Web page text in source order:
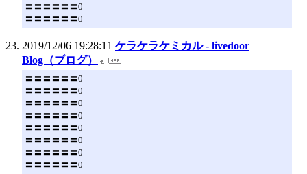
〓〓〓〓〓〓0
〓〓〓〓〓〓0
2019/12/06 19:28:11 ケラケラケミカル - livedoor
Blog（ブログ）
〓〓〓〓〓〓0
〓〓〓〓〓〓0
〓〓〓〓〓〓0
〓〓〓〓〓〓0
〓〓〓〓〓〓0
〓〓〓〓〓〓0
〓〓〓〓〓〓0
〓〓〓〓〓〓0